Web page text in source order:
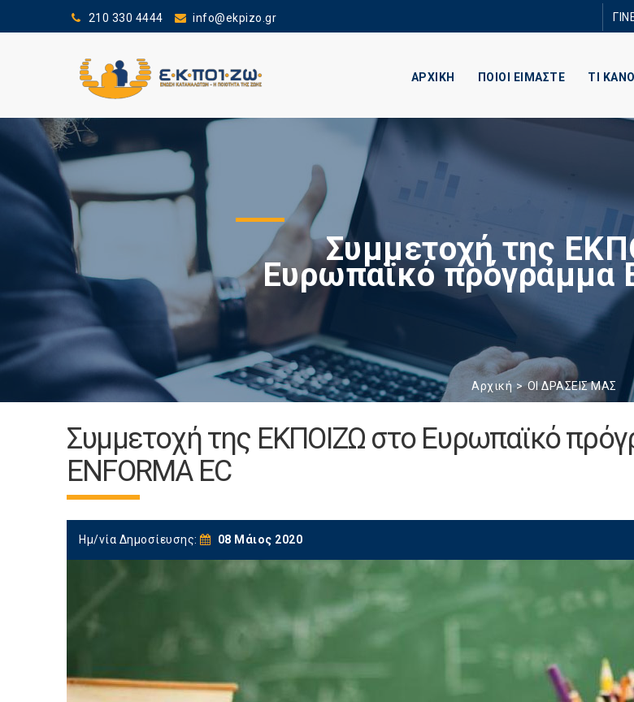
210 330 4444 info@ekpizo.gr
ΑΡΧΙΚΗ ΠΟΙΟΙ ΕΙΜΑΣΤΕ ΤΙ
Συμμετοχή της
Ευρωπαϊκό πρόγραμμα
Αρχική ΟΙ ΔΡΑΣΕΙΣ ΜΑΣ
Συμμετοχή της ΕΚΠΟΙΖΩ στο Ευρωπαϊκό
ENFORMA EC
Ημ/νία Δημοσίευσης: 08 Μάιος 2020